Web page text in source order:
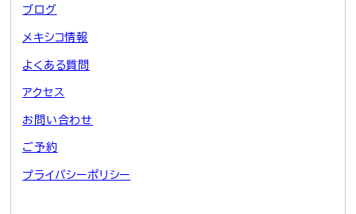
ブログ
メキシコ情報
よくある質問
アクセス
お問い合わせ
ご予約
プライバシーポリシー